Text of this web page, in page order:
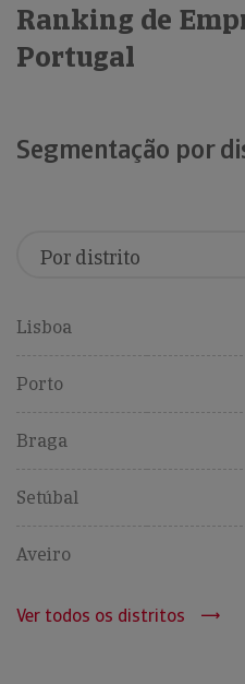
Ranking de
Portugal
Segmentação por
Lisboa
Porto
Braga
Setúbal
Aveiro
Ver todos os distritos